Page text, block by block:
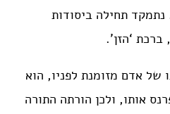
תחילה ביסודות
‘הזן’.
אדם מזומנת לפניו, הוא
אותו, ולכן הורתה התורה